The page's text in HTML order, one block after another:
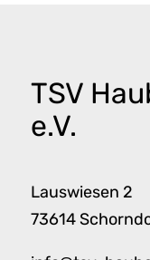
TSV
e.V.
Lauswiesen 2
73614